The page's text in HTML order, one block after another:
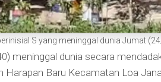
S yang meninggal dunia Jumat
meninggal dunia secara
Harapan Baru Kecamatan Loa